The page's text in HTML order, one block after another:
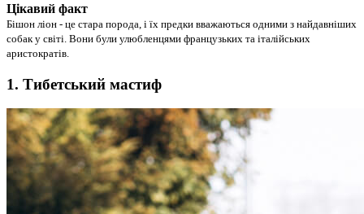
Цікавий факт
Бішон ліон - це стара порода, і їх предки вважаються одними з найдавніших
собак у світі. Вони були улюбленцями французьких та італійських
аристократів.
1. Тибетський мастиф